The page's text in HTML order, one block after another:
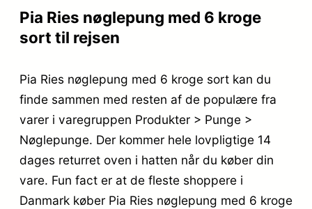
Pia Ries nøglepung med 6 kroge
sort til rejsen
Pia Ries nøglepung med 6 kroge sort kan du
finde sammen med resten af de populære fra
varer i varegruppen Produkter > Punge >
Nøglepunge. Der kommer hele lovpligtige 14
dages returret oven i hatten når du køber din
vare. Fun fact er at de fleste shoppere i
Danmark køber Pia Ries nøglepung med 6 kroge